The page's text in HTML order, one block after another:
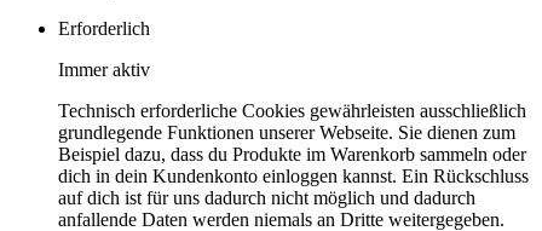
Erforderlich
Immer aktiv
Technisch erforderliche Cookies gewährleisten ausschließlich
grundlegende Funktionen unserer Webseite. Sie dienen zum
Beispiel dazu, dass du Produkte im Warenkorb sammeln oder
dich in dein Kundenkonto einloggen kannst. Ein Rückschluss
auf dich ist für uns dadurch nicht möglich und dadurch
anfallende Daten werden niemals an Dritte weitergegeben.